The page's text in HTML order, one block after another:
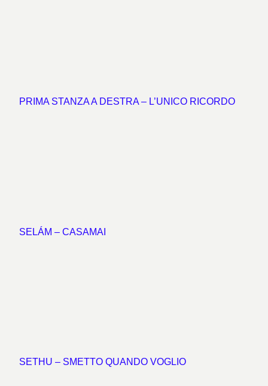
PRIMA STANZA A DESTRA – L’UNICO RICORDO
SELÁM – CASAMAI
SETHU – SMETTO QUANDO VOGLIO